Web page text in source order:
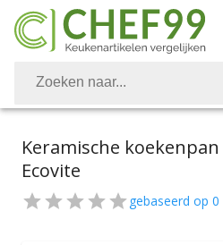
Keramische
Ecovite
gebaseerd op 0